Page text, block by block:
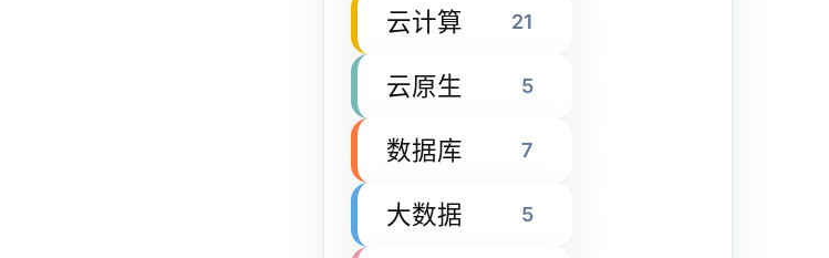
云计算 21
云原生 5
数据库 7
大数据 5